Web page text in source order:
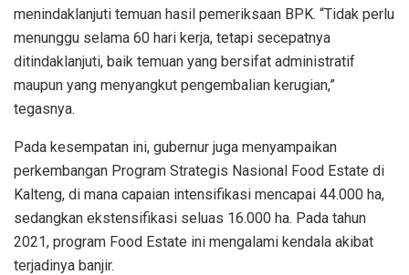
menindaklanjuti temuan hasil pemeriksaan BPK. “Tidak perlu
menunggu selama 60 hari kerja, tetapi secepatnya
ditindaklanjuti, baik temuan yang bersifat administratif
maupun yang menyangkut pengembalian kerugian,”
tegasnya.
Pada kesempatan ini, gubernur juga menyampaikan
perkembangan Program Strategis Nasional Food Estate di
Kalteng, di mana capaian intensifikasi mencapai 44.000 ha,
sedangkan ekstensifikasi seluas 16.000 ha. Pada tahun
2021, program Food Estate ini mengalami kendala akibat
terjadinya banjir.